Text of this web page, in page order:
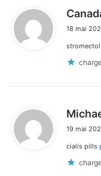
18 mai
19 mai
cialis pills